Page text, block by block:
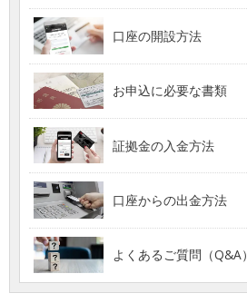
口座の開設方法
お申込に必要な書類
証拠金の入金方法
口座からの出金方法
よくあるご質問（Q&A）